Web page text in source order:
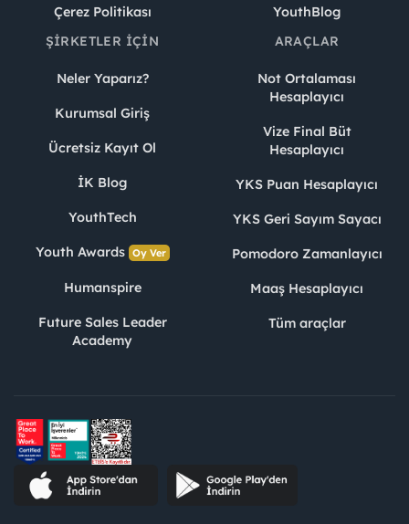
Çerez Politikası
YouthBlog
ŞIRKETLER İÇIN
Neler Yaparız?
Kurumsal Giriş
Ücretsiz Kayıt Ol
İK Blog
YouthTech
Youth Awards Oy Ver
Humanspire
Future Sales Leader
Academy
ARAÇLAR
Not Ortalaması
Hesaplayıcı
Vize Final Büt
Hesaplayıcı
YKS Puan Hesaplayıcı
YKS Geri Sayım Sayacı
Pomodoro Zamanlayıcı
Maaş Hesaplayıcı
Tüm araçlar